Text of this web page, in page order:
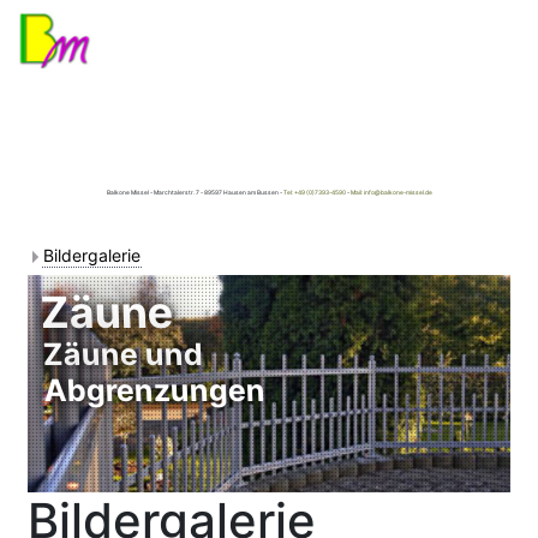
Balkone Missel - Marchtalerstr. 7 - 89597 Hausen am Bussen -Tel: +49 (0)7393-4590-Mail: info@balkone-missel.de
Bildergalerie
Zäune
Zäune und
Abgrenzungen
Bildergalerie